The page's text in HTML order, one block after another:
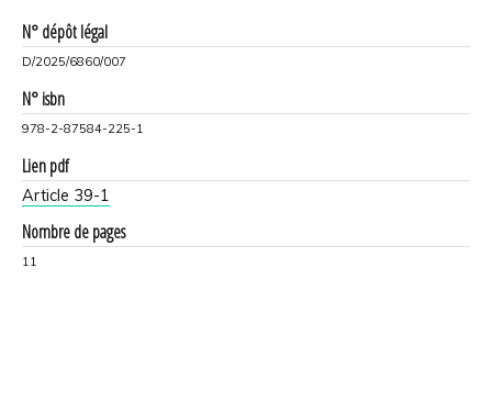
N° dépôt légal
D/2025/6860/007
N° isbn
978-2-87584-225-1
Lien pdf
Article 39-1
Nombre de pages
11